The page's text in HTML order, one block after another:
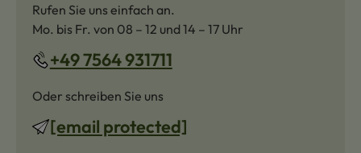
Rufen Sie uns einfach an.
Mo. bis Fr. von 08 – 12 und 14 – 17 Uhr
+49 7564 931711
Oder schreiben Sie uns
[email protected]